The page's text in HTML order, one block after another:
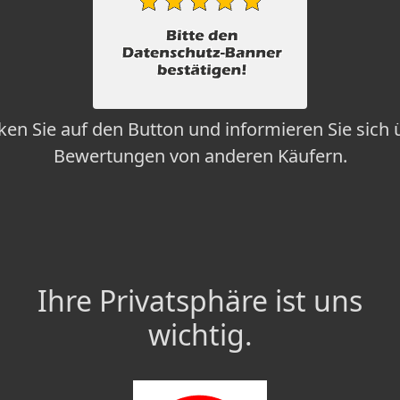
Sie auf den Button und informieren Sie sich
Bewertungen von anderen Käufern.
Ihre Privatsphäre ist uns
wichtig.